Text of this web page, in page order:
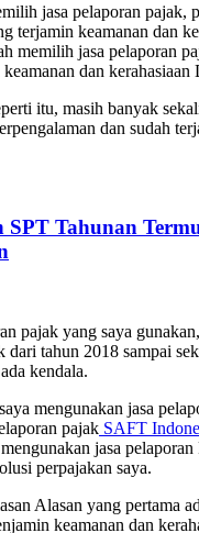
jasa pelaporan pajak,
terjamin keamanan dan
memilih jasa pelaporan
dan kerahasiaan
itu, masih banyak
dan sudah
SPT Tahunan
pajak yang saya
dari tahun 2018 sampai
kendala.
mengunakan jasa
pajak SAFT
jasa
perpajakan saya.
Alasan yang pertama
keamanan dan